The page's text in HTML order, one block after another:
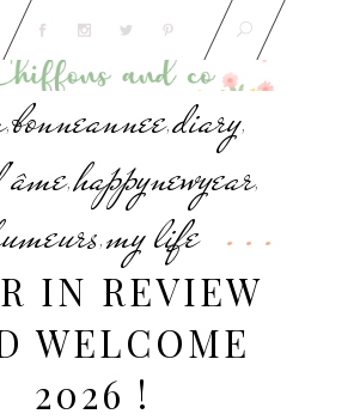
,bonneannee,diary,
,happynewyear,
,my life
IN REVIEW
WELCOME
2026 !